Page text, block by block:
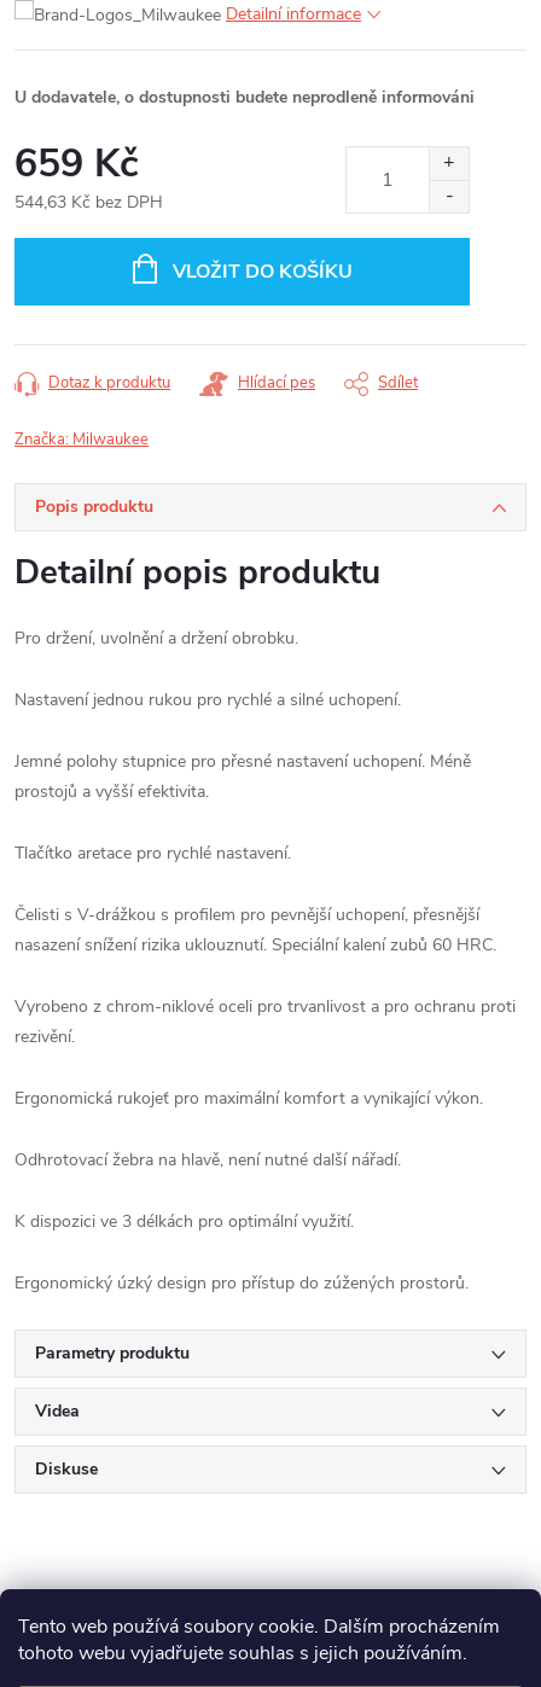
Tento web používá soubory cookie. Dalším procházením
tohoto webu vyjadřujete souhlas s jejich používáním.
Detailní informace
U dodavatele, o dostupnosti budete neprodleně informováni
659 Kč
544,63 Kč bez DPH
VLOŽIT DO KOŠÍKU
Dotaz k produktu Hlídací pes Sdílet
Značka: Milwaukee
Popis produktu
Detailní popis produktu
Pro držení, uvolnění a držení obrobku.
Nastavení jednou rukou pro rychlé a silné uchopení.
Jemné polohy stupnice pro přesné nastavení uchopení. Méně
prostojů a vyšší efektivita.
Tlačítko aretace pro rychlé nastavení.
Čelisti s V-drážkou s profilem pro pevnější uchopení, přesnější
nasazení snížení rizika uklouznutí. Speciální kalení zubů 60 HRC.
Vyrobeno z chrom-niklové oceli pro trvanlivost a pro ochranu proti
rezivění.
Ergonomická rukojeť pro maximální komfort a vynikající výkon.
Odhrotovací žebra na hlavě, není nutné další nářadí.
K dispozici ve 3 délkách pro optimální využití.
Ergonomický úzký design pro přístup do zúžených prostorů.
Parametry produktu
Videa
Diskuse